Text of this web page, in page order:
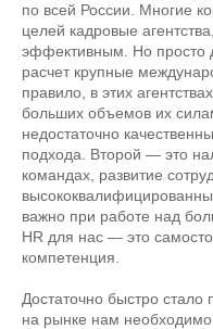
по всей России. Многие
целей кадровые
эффективным. Но просто
расчет крупные
правило, в этих
больших объемов их
недостаточно
подхода. Второй — это
командах, развитие
важно при работе над
HR для нас — это
компетенция.
Достаточно быстро
на рынке нам необходимо